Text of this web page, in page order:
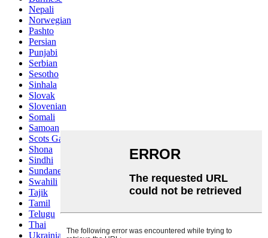
Nepali
Norwegian
Pashto
Persian
Punjabi
Serbian
Sesotho
Sinhala
Slovak
Slovenian
Somali
Samoan
Scots Gaelic
Shona
Sindhi
Sundanese
Swahili
Tajik
Tamil
Telugu
Thai
Ukrainian